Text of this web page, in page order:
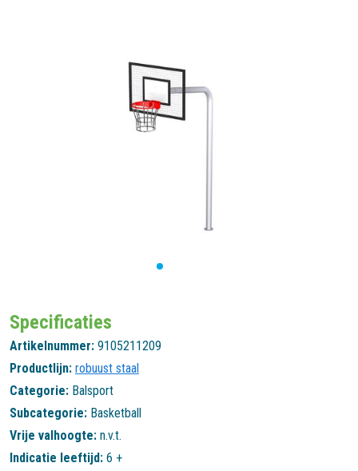
Specificaties
Artikelnummer: 9105211209
Productlijn: robuust staal
Categorie: Balsport
Subcategorie: Basketball
Vrije valhoogte: n.v.t.
Indicatie leeftijd: 6 +